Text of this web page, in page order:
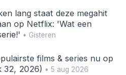
lang staat deze megahit
op Netflix: 'Wat een
• Gisteren
films & series nu op
32, 2026) • 5 aug 2026